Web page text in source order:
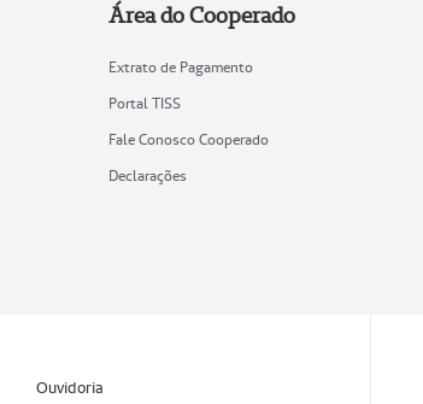
Área do Cooperado
Extrato de Pagamento
Portal TISS
Fale Conosco Cooperado
Declarações
Ouvidoria